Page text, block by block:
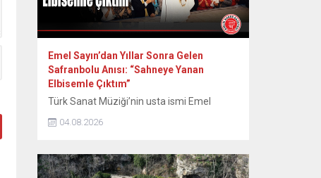
alan Eski Tabakhane Binası önündeki...
Emel Sayın’dan Yıllar Sonra Gelen
Safranbolu Anısı: “Sahneye Yanan
Elbisemle Çıktım”
Türk Sanat Müziği’nin usta ismi Emel
verdiği konserde sahne kostümünün
zor anları ve sonrasındaki renkli diyalogları
yıllar sonra paylaştı. Dönemin Safranbolu
04.08.2026